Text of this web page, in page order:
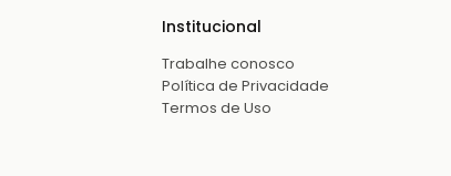
Institucional
Trabalhe conosco
Política de Privacidade
Termos de Uso